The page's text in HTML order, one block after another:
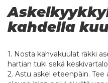
kahdella
1. Nosta kahvakuulat räkki
hartian tuki sekä
2. Astu askel eteenpäin.